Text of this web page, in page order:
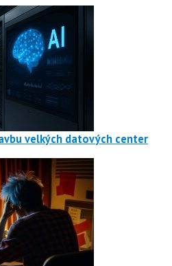
velkých datových center